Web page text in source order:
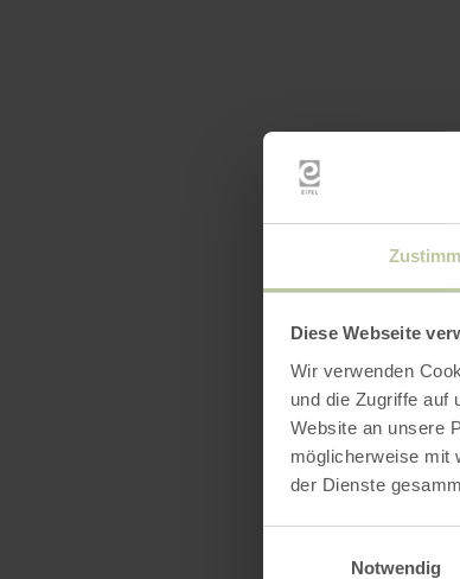
Diese Webseite
Wir verwenden
und die Zugriffe auf
Website an unsere
möglicherweise mit
der Dienste
Notwendig